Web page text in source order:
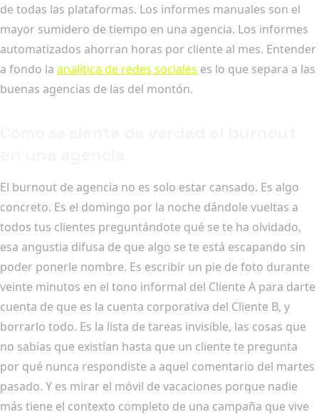
de todas las plataformas. Los informes manuales son el
mayor sumidero de tiempo en una agencia. Los informes
automatizados ahorran horas por cliente al mes. Entender
a fondo la analítica de redes sociales es lo que separa a las
buenas agencias de las del montón.
El burnout de agencia no es solo estar cansado. Es algo
concreto. Es el domingo por la noche dándole vueltas a
todos tus clientes preguntándote qué se te ha olvidado,
esa angustia difusa de que algo se te está escapando sin
poder ponerle nombre. Es escribir un pie de foto durante
veinte minutos en el tono informal del Cliente A para darte
cuenta de que es la cuenta corporativa del Cliente B, y
borrarlo todo. Es la lista de tareas invisible, las cosas que
no sabías que existían hasta que un cliente te pregunta
por qué nunca respondiste a aquel comentario del martes
pasado. Y es mirar el móvil de vacaciones porque nadie
más tiene el contexto completo de una campaña que vive